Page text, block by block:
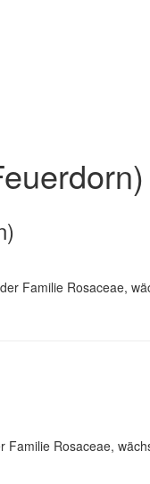
Familie Rosaceae,
Familie Rosaceae,